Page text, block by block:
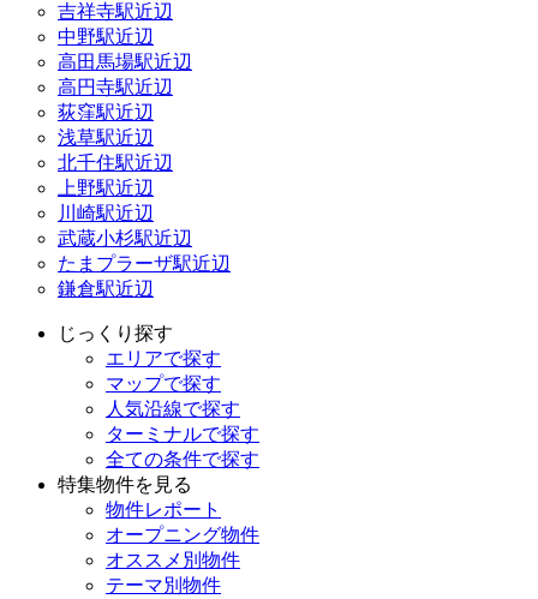
吉祥寺駅近辺
中野駅近辺
高田馬場駅近辺
高円寺駅近辺
荻窪駅近辺
浅草駅近辺
北千住駅近辺
上野駅近辺
川崎駅近辺
武蔵小杉駅近辺
たまプラーザ駅近辺
鎌倉駅近辺
じっくり探す
エリアで探す
マップで探す
人気沿線で探す
ターミナルで探す
全ての条件で探す
特集物件を見る
物件レポート
オープニング物件
オススメ別物件
テーマ別物件